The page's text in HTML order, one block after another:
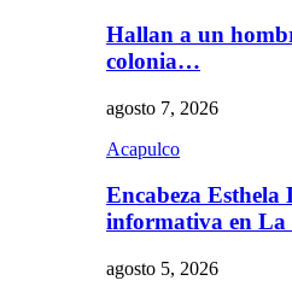
Hallan a un
colonia…
agosto 7, 2026
Acapulco
Encabeza Esthela
informativa en
agosto 5, 2026